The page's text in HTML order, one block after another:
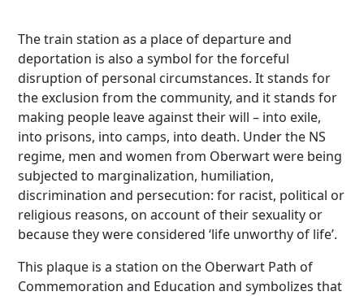
The train station as a place of departure and
deportation is also a symbol for the forceful
disruption of personal circumstances. It stands for
the exclusion from the community, and it stands for
making people leave against their will – into exile,
into prisons, into camps, into death. Under the NS
regime, men and women from Oberwart were being
subjected to marginalization, humiliation,
discrimination and persecution: for racist, political or
religious reasons, on account of their sexuality or
because they were considered ‘life unworthy of life’.
This plaque is a station on the Oberwart Path of
Commemoration and Education and symbolizes that